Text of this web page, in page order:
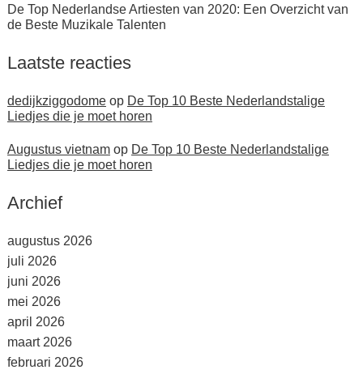
De Top Nederlandse Artiesten van 2020: Een Overzicht van
de Beste Muzikale Talenten
Laatste reacties
dedijkziggodomeop De Top 10 Beste Nederlandstalige
Liedjes die je moet horen
Augustus vietnamop De Top 10 Beste Nederlandstalige
Liedjes die je moet horen
Archief
augustus 2026
juli 2026
juni 2026
mei 2026
april 2026
maart 2026
februari 2026